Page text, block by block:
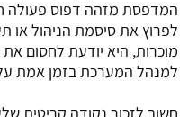
המדפסת מזהה דפוס פעולה
לפרוץ את סיסמת הניהול או
מוכרות, היא יודעת לחסום
למנהל המערכת בזמן אמת על